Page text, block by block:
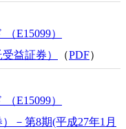
E15099）
益証券）
（PDF）
E15099）
－第8期(平成27年1月